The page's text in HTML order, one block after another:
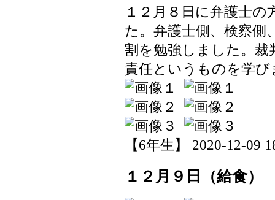
１２月８日に弁護士
た。弁護士側、検察側
割を勉強しました。
責任というものを学び
【6年生】 2020-12-09
１２月９日（給食）